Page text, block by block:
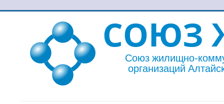
СОЮЗ
Союз жилищно-
организаций